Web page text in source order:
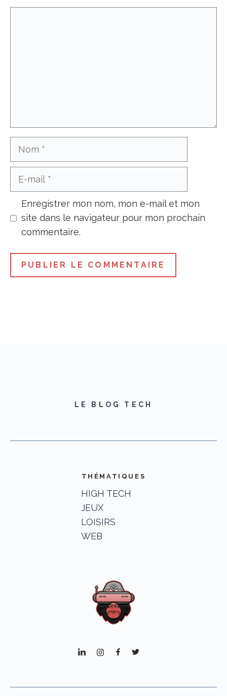
Enregistrer mon nom, mon e-mail et mon
site dans le navigateur pour mon prochain
commentaire.
LE BLOG TECH
THÉMATIQUES
HIGH TECH
JEUX
LOISIRS
WEB